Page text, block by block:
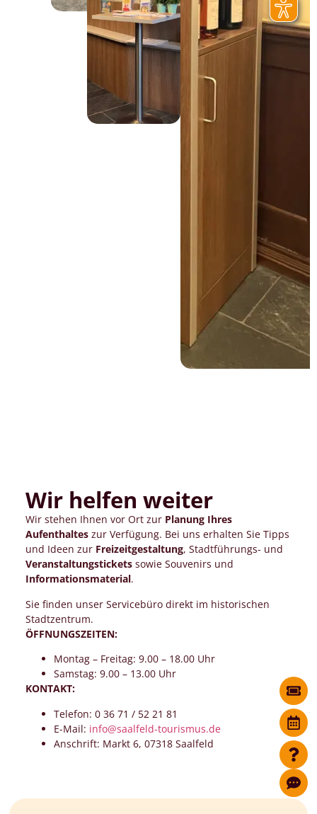
Wir helfen weiter
Wir stehen Ihnen vor Ort zur Planung Ihres
Aufenthalteszur Verfügung. Bei uns erhalten Sie Tipps
und Ideen zur Freizeitgestaltung, Stadtführungs- und
Veranstaltungsticketssowie Souvenirs und
Informationsmaterial.
Sie finden unser Servicebüro direkt im historischen
Stadtzentrum.
ÖFFNUNGSZEITEN:
Montag – Freitag: 9.00 – 18.00 Uhr
Samstag: 9.00 – 13.00 Uhr
KONTAKT:
Telefon: 0 36 71 / 52 21 81
E-Mail: info@saalfeld-tourismus.de
Anschrift: Markt 6, 07318 Saalfeld